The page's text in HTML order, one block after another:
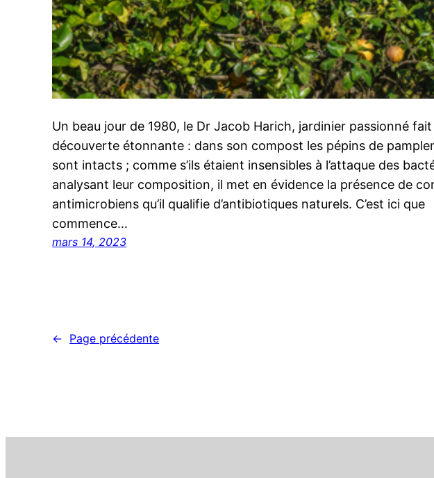
Un beau jour de 1980, le Dr Jacob Harich, jardinier passionné
découverte étonnante : dans son compost les pépins de
sont intacts ; comme s’ils étaient insensibles à l’attaque des
analysant leur composition, il met en évidence la présence de
antimicrobiens qu’il qualifie d’antibiotiques naturels. C’est ici que
commence…
mars 14, 2023
← Page précédente